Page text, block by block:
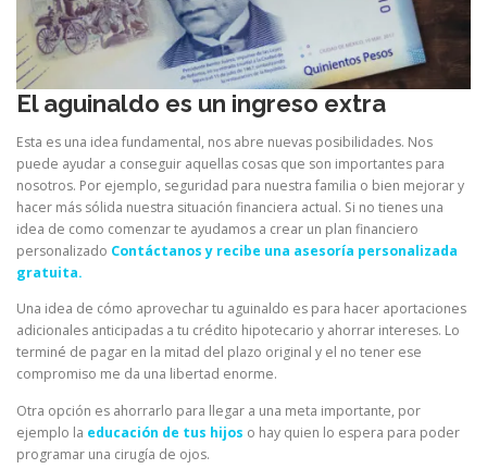
El aguinaldo es un ingreso extra
Esta es una idea fundamental, nos abre nuevas posibilidades. Nos
puede ayudar a conseguir aquellas cosas que son importantes para
nosotros. Por ejemplo, seguridad para nuestra familia o bien mejorar y
hacer más sólida nuestra situación financiera actual. Si no tienes una
idea de como comenzar te ayudamos a crear un plan financiero
personalizado Contáctanos y recibe una asesoría personalizada
gratuita.
Una idea de cómo aprovechar tu aguinaldo es para hacer aportaciones
adicionales anticipadas a tu crédito hipotecario y ahorrar intereses. Lo
terminé de pagar en la mitad del plazo original y el no tener ese
compromiso me da una libertad enorme.
Otra opción es ahorrarlo para llegar a una meta importante, por
ejemplo la educación de tus hijos o hay quien lo espera para poder
programar una cirugía de ojos.